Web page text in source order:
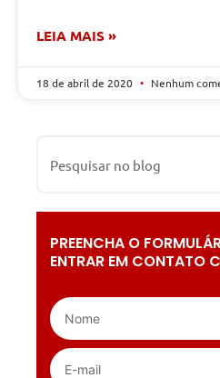
LEIA MAIS »
18 de abril de 2020 Nenhum
PREENCHA O
ENTRAR EM CONTATO